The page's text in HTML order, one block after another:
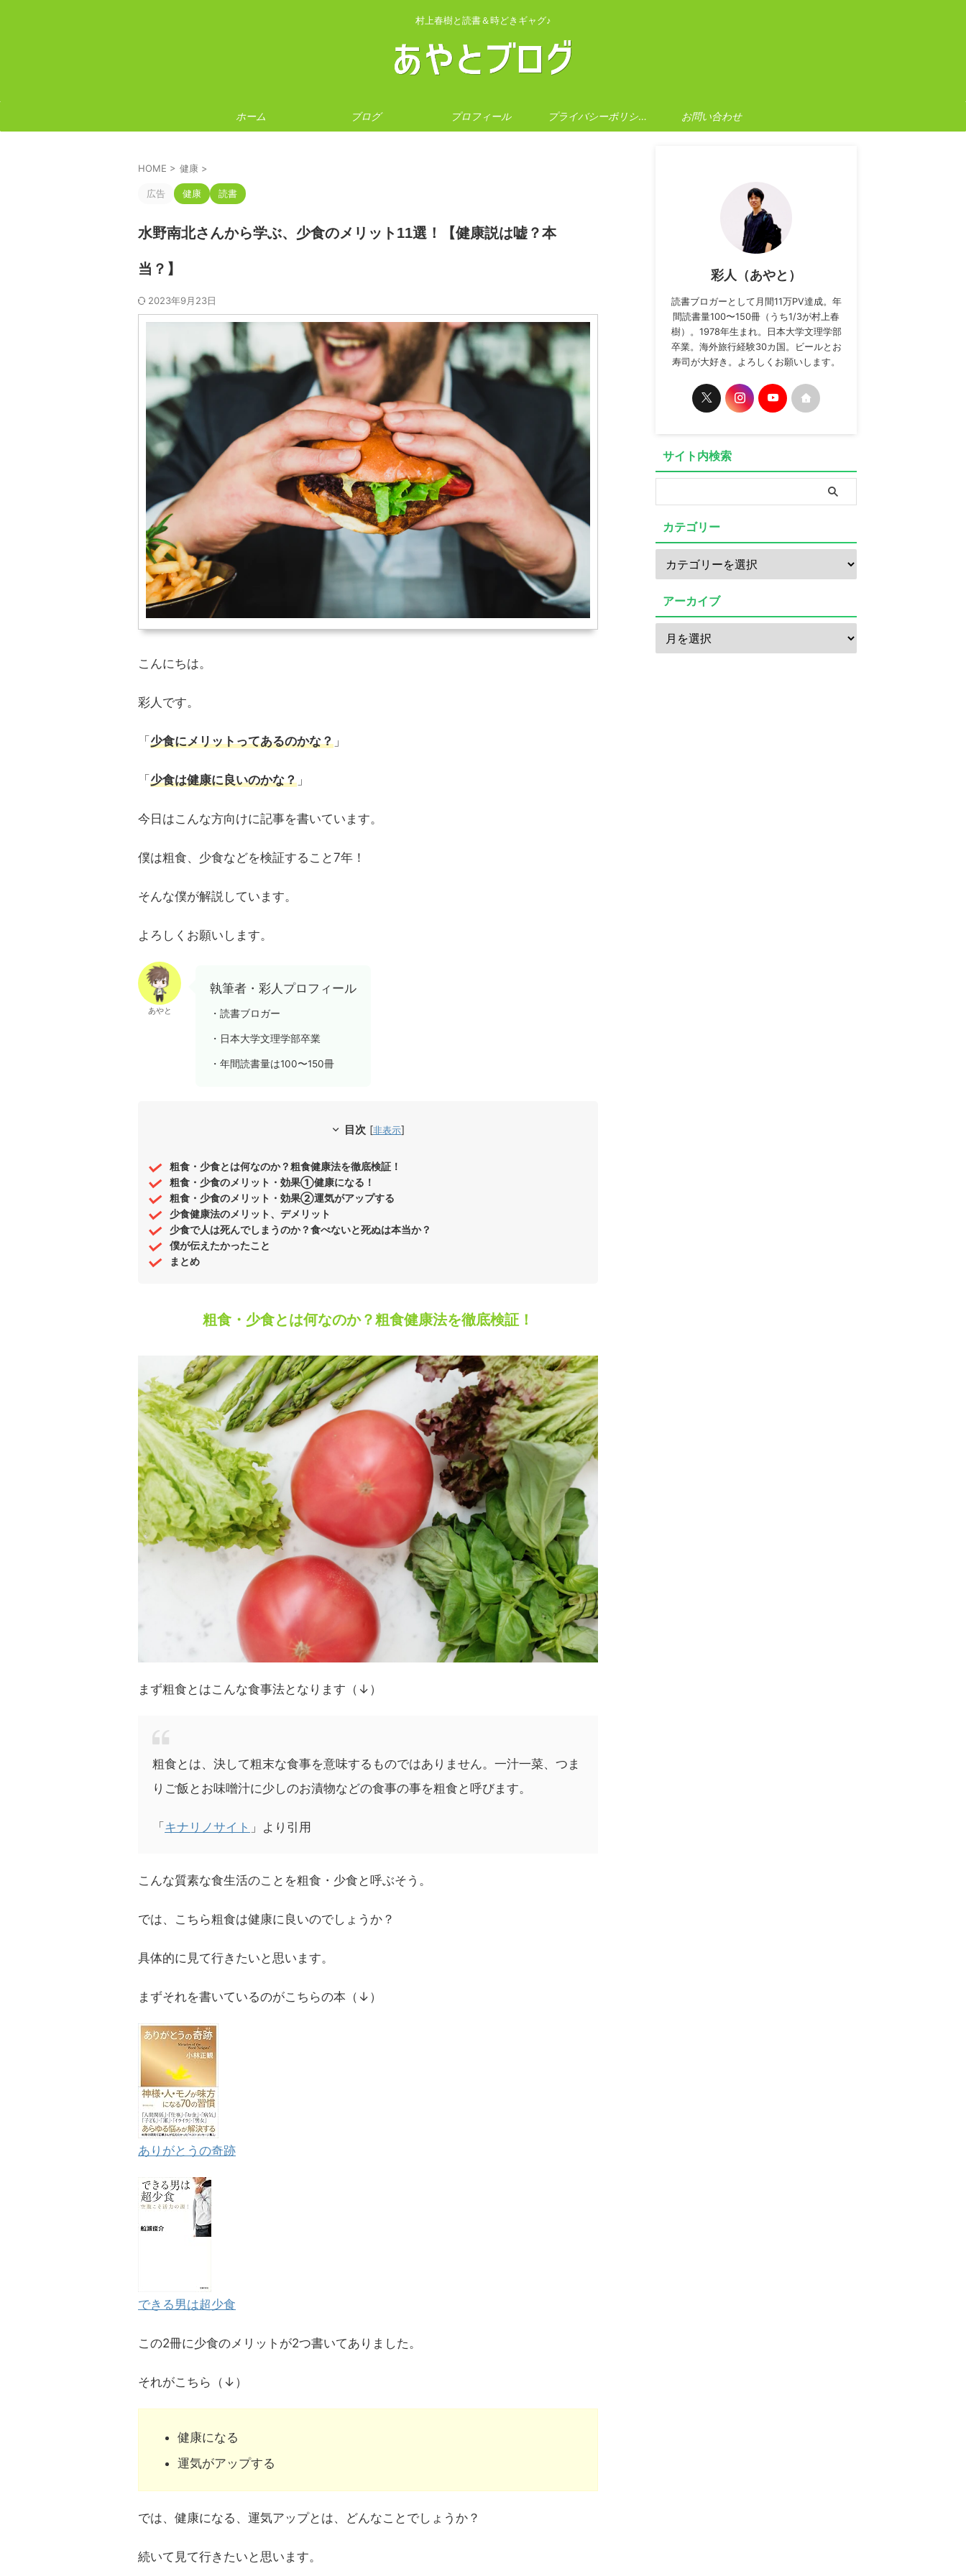
村上春樹と読書＆時どきギャグ♪
ホーム ブログ プロフィール プライバシーポリシー お問い合わせ
HOME > 健康 >
広告 健康 読書
水野南北さんから学ぶ、少食のメリット11選！【健康説は嘘？本
当？】
2023年9月23日
こんにちは。
彩人です。
「少食にメリットってあるのかな？ 」
「少食は健康に良いのかな？ 」
今日はこんな方向けに記事を書いています。
僕は粗食、少食などを検証すること7年！
そんな僕が解説しています。
よろしくお願いします。
あやと
執筆者・彩人プロフィール
・読書ブロガー
・日本大学文理学部卒業
・年間読書量は100〜150冊
目次 [非表示]
粗食・少食とは何なのか？粗食健康法を徹底検証！
粗食・少食のメリット・効果①健康になる！
粗食・少食のメリット・効果②運気がアップする
少食健康法のメリット、デメリット
少食で人は死んでしまうのか？食べないと死ぬは本当か？
僕が伝えたかったこと
まとめ
粗食・少食とは何なのか？粗食健康法を徹底検証！
まず粗食とはこんな食事法となります（↓）
粗食とは、決して粗末な食事を意味するものではありません。一汁一菜、つま
りご飯とお味噌汁に少しのお漬物などの食事の事を粗食と呼びます。
「 キナリノサイト 」より引用
こんな質素な食生活のことを粗食・少食と呼ぶそう。
では、こちら粗食は健康に良いのでしょうか？
具体的に見て行きたいと思います。
まずそれを書いているのがこちらの本（↓）
ありがとうの奇跡
できる男は超少食
この2冊に少食のメリットが2つ書いてありました。
それがこちら（↓）
健康になる
運気がアップする
では、健康になる、運気アップとは、どんなことでしょうか？
続いて見て行きたいと思います。
彩人（あやと）
読書ブロガーとして月間11万PV達成。年
間読書量100〜150冊（うち1/3が村上春
樹）。1978年生まれ。日本大学文理学部
卒業。海外旅行経験30カ国。ビールとお
寿司が大好き。よろしくお願いします。
サイト内検索
カテゴリー
アーカイブ